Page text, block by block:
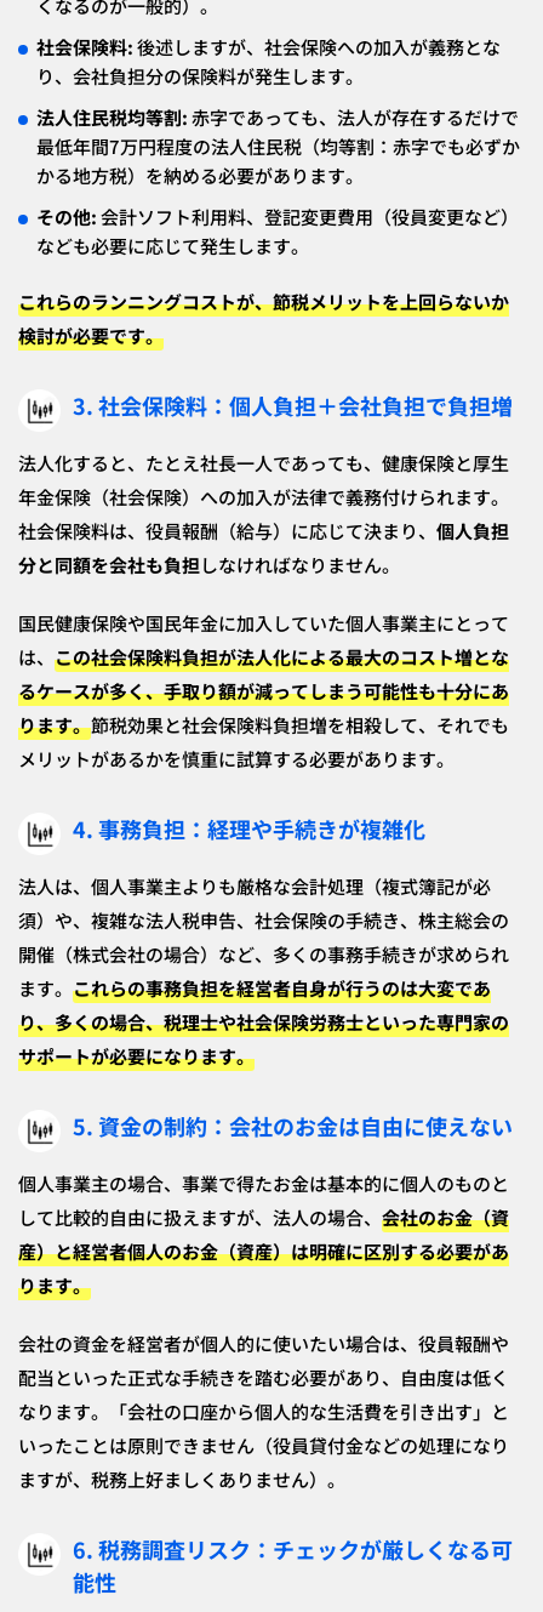
社会保険料:後述しますが、社会保険への加入が義務とな
り、会社負担分の保険料が発生します。
法人住民税均等割:赤字であっても、法人が存在するだけで
最低年間7万円程度の法人住民税（均等割：赤字でも必ずか
かる地方税）を納める必要があります。
その他:会計ソフト利用料、登記変更費用（役員変更など）
なども必要に応じて発生します。
これらのランニングコストが、節税メリットを上回らないか
検討が必要です。
3. 社会保険料：個人負担＋会社負担で負担増
法人化すると、たとえ社長一人であっても、健康保険と厚生
年金保険（社会保険）への加入が法律で義務付けられます。
社会保険料は、役員報酬（給与）に応じて決まり、 個人負担
分と同額を会社も負担しなければなりません。
国民健康保険や国民年金に加入していた個人事業主にとって
は、 この社会保険料負担が法人化による最大のコスト増とな
るケースが多く、手取り額が減ってしまう可能性も十分にあ
ります。節税効果と社会保険料負担増を相殺して、それでも
メリットがあるかを慎重に試算する必要があります。
4. 事務負担：経理や手続きが複雑化
法人は、個人事業主よりも厳格な会計処理（複式簿記が必
須）や、複雑な法人税申告、社会保険の手続き、株主総会の
開催（株式会社の場合）など、多くの事務手続きが求められ
ます。 これらの事務負担を経営者自身が行うのは大変であ
り、多くの場合、税理士や社会保険労務士といった専門家の
サポートが必要になります。
5. 資金の制約：会社のお金は自由に使えない
個人事業主の場合、事業で得たお金は基本的に個人のものと
して比較的自由に扱えますが、法人の場合、 会社のお金（資
産）と経営者個人のお金（資産）は明確に区別する必要があ
ります。
会社の資金を経営者が個人的に使いたい場合は、役員報酬や
配当といった正式な手続きを踏む必要があり、自由度は低く
なります。「会社の口座から個人的な生活費を引き出す」と
いったことは原則できません（役員貸付金などの処理になり
ますが、税務上好ましくありません）。
6. 税務調査リスク：チェックが厳しくなる可
能性